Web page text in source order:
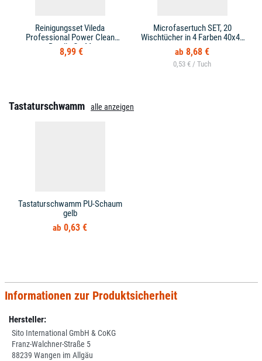
Reinigungsset Vileda
Professional Power Clean
Bundle Gr. M
8,99 €
Microfasertuch SET, 20
Wischtücher in 4 Farben 40x40
cm
8,68 €
0,53 € /
Tastaturschwamm alle anzeigen
Tastaturschwamm PU-Schaum
gelb
0,63 €
Informationen zur Produktsicherheit
Hersteller:
Sito International GmbH & CoKG
Franz-Walchner-Straße 5
88239 Wangen im Allgäu